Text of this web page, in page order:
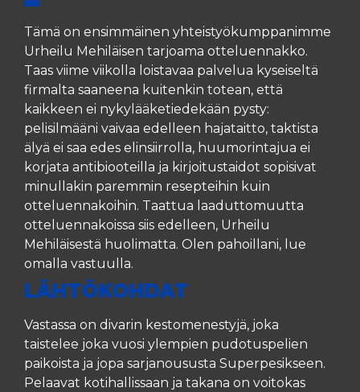
Tämä on ensimmäinen yhteistyökumppanimme
Urheilu Mehiläisen tarjoama otteluennakko.
Taas viime viikolla loistavaa palvelua kyseiseltä
firmalta saaneena kuitenkin totean, että
kaikkeen ei nykylääketiedekään pysty:
pelisilmääni vaivaa edelleen hajataitto, taktista
älyä ei saa edes elinsiirrolla, huumorintajua ei
korjata antibiooteilla ja kirjoitustaidot sopisivat
minullakin paremmin resepteihin kuin
otteluennakoihin. Taattua laaduttomuutta
otteluennakoissa siis edelleen, Urheilu
Mehiläisestä huolimatta. Olen pahoillani, lue
omalla vastuulla.
LÄHTÖKOHDAT
Vastassa on divarin kestomenestyjä, joka
taistelee joka vuosi ylempien pudotuspelien
paikoista ja jopa sarjanoususta Superpesikseen.
Pelaavat kotihallissaan ja takana on voitokas